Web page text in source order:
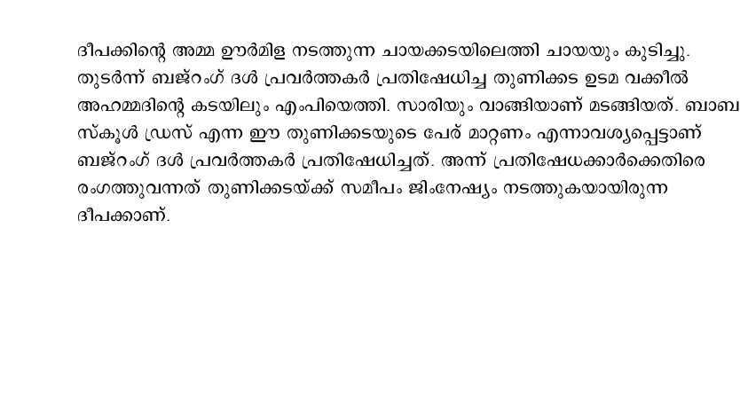
ദീപക്കിന്‍റെ അമ്മ ഊര്‍മിള നടത്തുന്ന ചായക്കടയിലെത്തി ചായയും കുടിച്ചു.
തുടര്‍ന്ന് ബജ്‍റംഗ് ദള്‍ പ്രവര്‍ത്തകര്‍ പ്രതിഷേധിച്ച തുണിക്കട ഉടമ വക്കീല്‍
അഹമ്മദിന്‍റെ കടയിലും എംപിയെത്തി. സാരിയും വാങ്ങിയാണ് മടങ്ങിയത്. ബാബ
സ്കൂള്‍ ഡ്രസ് എന്ന ഈ തുണിക്കടയുടെ പേര് മാറ്റണം എന്നാവശ്യപ്പെട്ടാണ്
ബജ്റംഗ് ദള്‍ പ്രവര്‍ത്തകര്‍ പ്രതിഷേധിച്ചത്. അന്ന് പ്രതിഷേധക്കാര്‍ക്കെതിരെ
രംഗത്തുവന്നത് തുണിക്കടയ്ക്ക് സമീപം ജിംനേഷ്യം നടത്തുകയായിരുന്ന
ദീപക്കാണ്.